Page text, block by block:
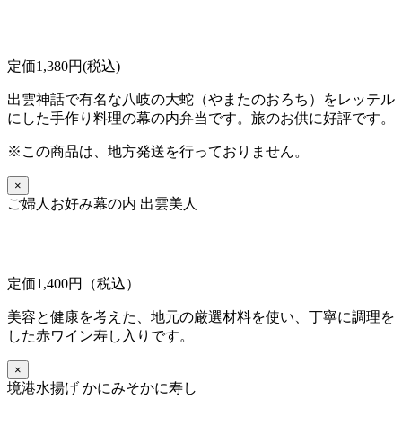
定価1,380円(税込)
出雲神話で有名な八岐の大蛇（やまたのおろち）をレッテル
にした手作り料理の幕の内弁当です。旅のお供に好評です。
※この商品は、地方発送を行っておりません。
×
ご婦人お好み幕の内 出雲美人
定価1,400円（税込）
美容と健康を考えた、地元の厳選材料を使い、丁寧に調理を
した赤ワイン寿し入りです。
×
境港水揚げ かにみそかに寿し